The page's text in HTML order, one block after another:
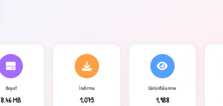
Boyut
8.46 MB
İndirme
1,075
Görüntülenme
1,988